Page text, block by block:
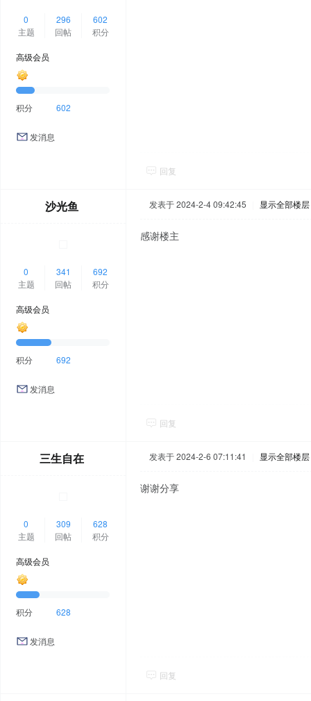
0
主题
296
回帖
602
积分
高级会员
积分 602
发消息
回复
沙光鱼
0
主题
341
回帖
692
积分
高级会员
积分 692
发消息
发表于 2024-2-4 09:42:45 显示全部楼层
感谢楼主
回复
三生自在
0
主题
309
回帖
628
积分
高级会员
积分 628
发消息
发表于 2024-2-6 07:11:41 显示全部楼层
谢谢分享
回复